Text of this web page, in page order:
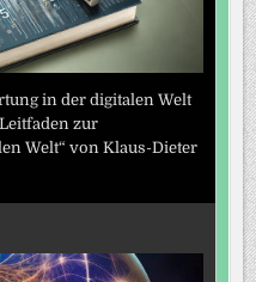
in der digitalen Welt
zur
Welt“ von Klaus-Dieter